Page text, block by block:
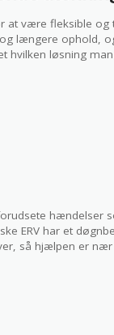
at være fleksible
længere ophold,
hvilken løsning
hændelser
ERV har et
så hjælpen er nær